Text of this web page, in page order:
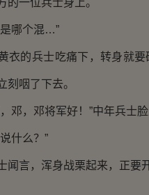
一位兵士身上。
哪个混…”
的兵士吃痛下，转身就要
刻咽了下去。
，邓将军好！”中年兵士脸
什么？”
言，浑身战栗起来，正要开